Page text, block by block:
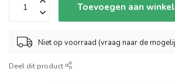
Toevoegen aan
Niet op voorraad (vraag naar de
Deel dit product